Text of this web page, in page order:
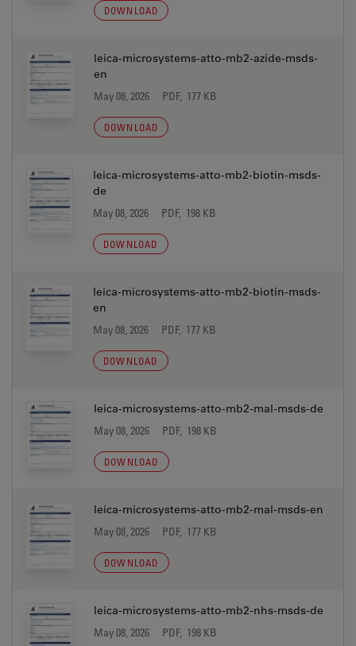
DOWNLOAD
leica-microsystems-atto-mb2-azide-msds-
en
May 08, 2026 PDF, 177 KB
DOWNLOAD
leica-microsystems-atto-mb2-biotin-msds-
de
May 08, 2026 PDF, 198 KB
DOWNLOAD
leica-microsystems-atto-mb2-biotin-msds-
en
May 08, 2026 PDF, 177 KB
DOWNLOAD
leica-microsystems-atto-mb2-mal-msds-de
May 08, 2026 PDF, 198 KB
DOWNLOAD
leica-microsystems-atto-mb2-mal-msds-en
May 08, 2026 PDF, 177 KB
DOWNLOAD
leica-microsystems-atto-mb2-nhs-msds-de
May 08, 2026 PDF, 198 KB